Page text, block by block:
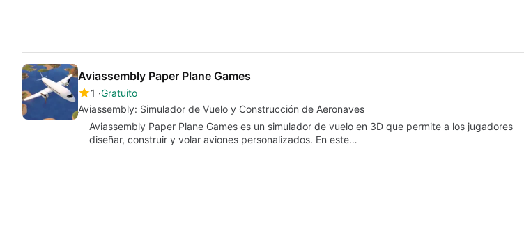
Aviassembly Paper Plane Games
1 Gratuito
Aviassembly: Simulador de Vuelo y Construcción de Aeronaves
Aviassembly Paper Plane Games es un simulador de vuelo en 3D que permite a los jugadores
diseñar, construir y volar aviones personalizados. En este…